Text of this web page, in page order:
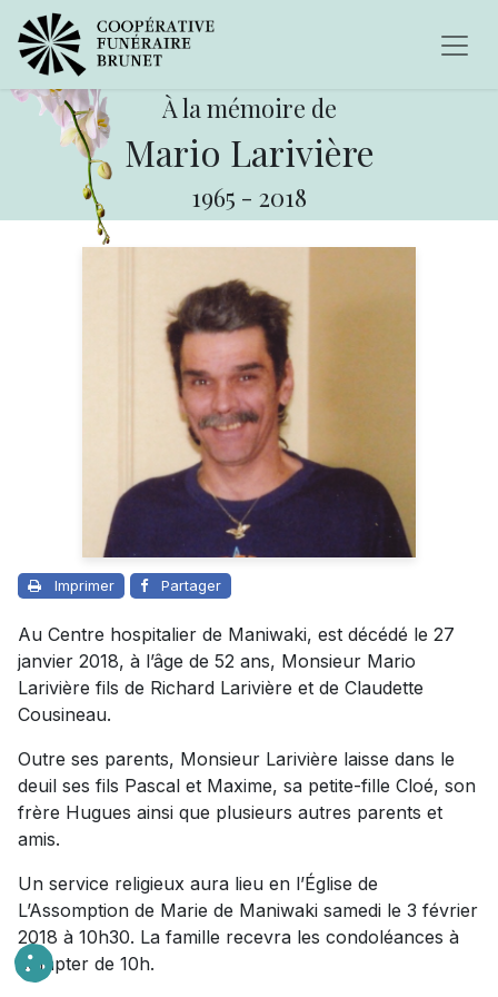
À la mémoire de
Mario Larivière
1965 - 2018
Imprimer Partager
Au Centre hospitalier de Maniwaki, est décédé le 27
janvier 2018, à l’âge de 52 ans, Monsieur Mario
Larivière fils de Richard Larivière et de Claudette
Cousineau.
Outre ses parents, Monsieur Larivière laisse dans le
deuil ses fils Pascal et Maxime, sa petite-fille Cloé, son
frère Hugues ainsi que plusieurs autres parents et
amis.
Un service religieux aura lieu en l’Église de
L’Assomption de Marie de Maniwaki samedi le 3 février
2018 à 10h30. La famille recevra les condoléances à
compter de 10h.